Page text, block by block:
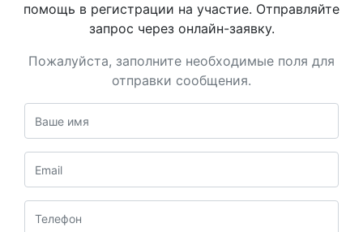
помощь в регистрации на участие. Отправляйте
запрос через онлайн-заявку.
Пожалуйста, заполните необходимые поля для
отправки сообщения.